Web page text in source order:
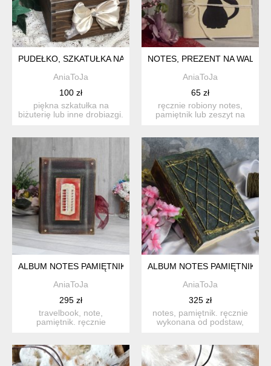
PUDEŁKO, SZKATUŁKA NA BIŻUTERIĘ, PREZENT DLA MAMY,
AniaToJa
100 zł
piękna szkatułka na
biżuterię lub inne drobiazgi.
NOTES, PREZENT NA
AniaToJa
65 zł
ręcznie robiony notes,
pamiętnik lub zeszyt na
ALBUM NOTES PAMIĘTNIK, PREZENT NA WALENTYNKI,
AniaToJa
295 zł
travelbook, note,
pamiętnik. ręcznie
ALBUM NOTES PAMIĘTNIK,
AniaToJa
325 zł
notes, pamiętnik. ręcznie
wykonana od podstaw,